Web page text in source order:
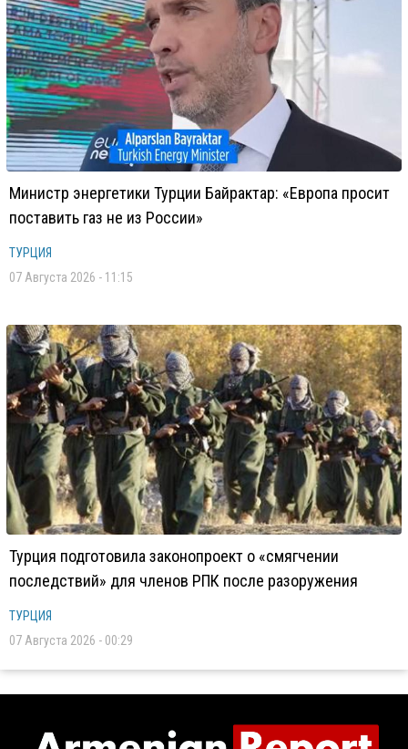
Министр энергетики Турции Байрактар: «Европа просит
поставить газ не из России»
ТУРЦИЯ
07 Августа 2026 - 11:15
Турция подготовила законопроект о «смягчении
последствий» для членов РПК после разоружения
ТУРЦИЯ
07 Августа 2026 - 00:29